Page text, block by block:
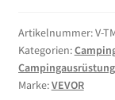
4,57
x
4,57
m,
Artikelnummer:V-
Kategorien:
Campingausrüstung
Marke:VEVOR